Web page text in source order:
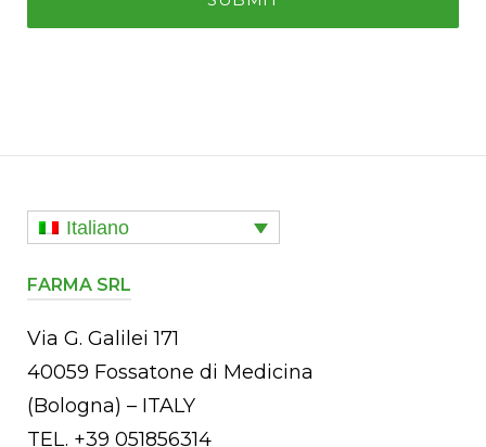
Italiano
FARMA SRL
Via G. Galilei 171
40059 Fossatone di Medicina
(Bologna) – ITALY
TEL. +39 051856314